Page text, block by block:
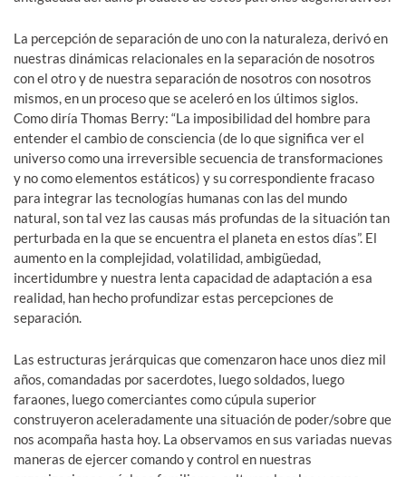
La percepción de separación de uno con la naturaleza, derivó en
nuestras dinámicas relacionales en la separación de nosotros
con el otro y de nuestra separación de nosotros con nosotros
mismos, en un proceso que se aceleró en los últimos siglos.
Como diría Thomas Berry: “La imposibilidad del hombre para
entender el cambio de consciencia (de lo que significa ver el
universo como una irreversible secuencia de transformaciones
y no como elementos estáticos) y su correspondiente fracaso
para integrar las tecnologías humanas con las del mundo
natural, son tal vez las causas más profundas de la situación tan
perturbada en la que se encuentra el planeta en estos días”. El
aumento en la complejidad, volatilidad, ambigüedad,
incertidumbre y nuestra lenta capacidad de adaptación a esa
realidad, han hecho profundizar estas percepciones de
separación.
Las estructuras jerárquicas que comenzaron hace unos diez mil
años, comandadas por sacerdotes, luego soldados, luego
faraones, luego comerciantes como cúpula superior
construyeron aceleradamente una situación de poder/sobre que
nos acompaña hasta hoy. La observamos en sus variadas nuevas
maneras de ejercer comando y control en nuestras